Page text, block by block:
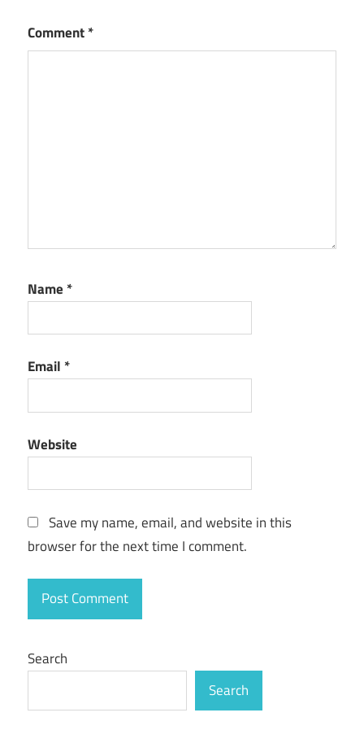
Comment*
Name *
Email *
Website
Save my name, email, and website in this
browser for the next time I comment.
Search
Search